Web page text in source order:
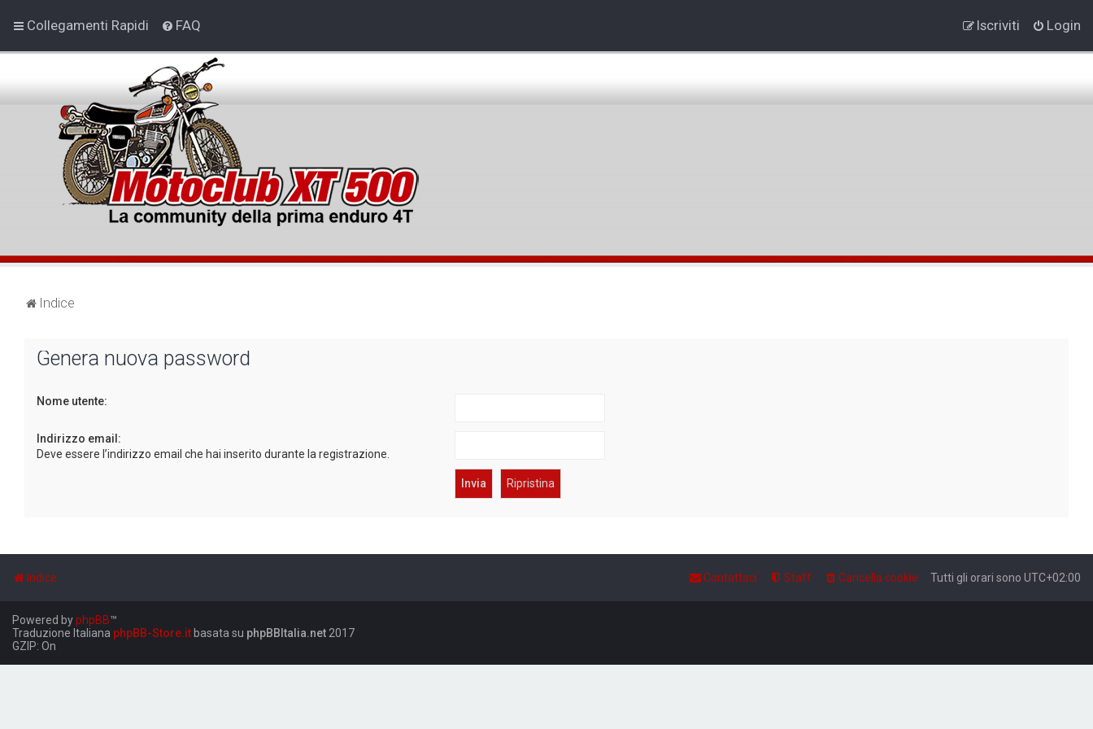
Collegamenti Rapidi FAQ Login
Iscriviti
Indice
Genera nuova password
Nome utente:
Indirizzo email:
Deve essere l’indirizzo email che hai inserito durante la registrazione.
Indice Tutti gli orari sono UTC+02:00
Cancella cookie
Staff
Contattaci
Powered byphpBB™
Traduzione Italiana phpBB-Store.it basata su phpBBItalia.net 2017
GZIP: On